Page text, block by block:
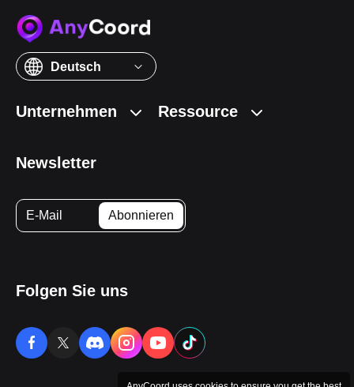
Deutsch
Unternehmen Ressource
Newsletter
Folgen Sie uns